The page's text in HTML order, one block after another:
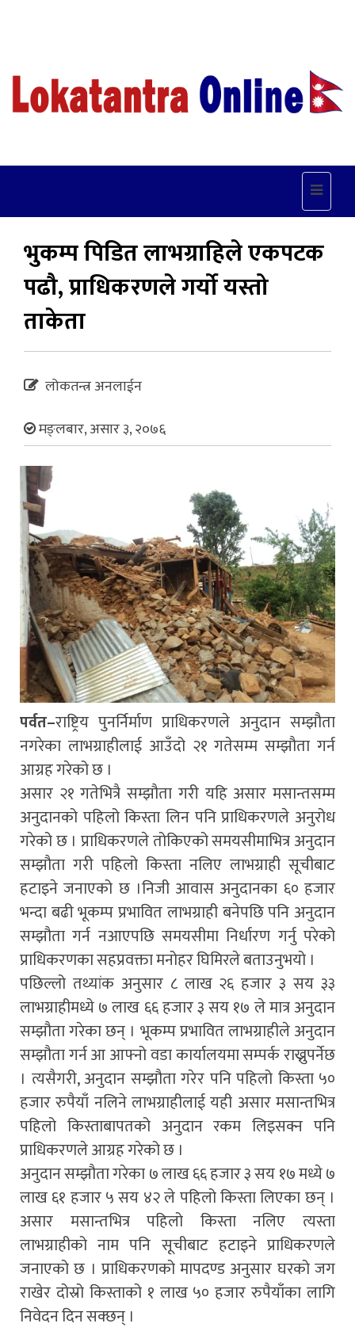
Toggle
भुकम्प पिडित लाभग्राहिले एकपटक
पढौ, प्राधिकरणले गर्यो यस्तो
ताकेता
लोकतन्त्र अनलाईन
मङ्लबार, असार ३, २०७६
पर्वत–राष्ट्रिय पुनर्निर्माण प्राधिकरणले अनुदान सम्झौता
नगरेका लाभग्राहीलाई आउँदो २१ गतेसम्म सम्झौता गर्न
आग्रह गरेको छ ।
असार २१ गतेभित्रै सम्झौता गरी यहि असार मसान्तसम्म
अनुदानको पहिलो किस्ता लिन पनि प्राधिकरणले अनुरोध
गरेको छ । प्राधिकरणले तोकिएको समयसीमाभित्र अनुदान
सम्झौता गरी पहिलो किस्ता नलिए लाभग्राही सूचीबाट
हटाइने जनाएको छ ।निजी आवास अनुदानका ६० हजार
भन्दा बढी भूकम्प प्रभावित लाभग्राही बनेपछि पनि अनुदान
सम्झौता गर्न नआएपछि समयसीमा निर्धारण गर्नु परेको
प्राधिकरणका सहप्रवक्ता मनोहर घिमिरले बताउनुभयो ।
पछिल्लो तथ्यांक अनुसार ८ लाख २६ हजार ३ सय ३३
लाभग्राहीमध्ये ७ लाख ६६ हजार ३ सय १७ ले मात्र अनुदान
सम्झौता गरेका छन् । भूकम्प प्रभावित लाभग्राहीले अनुदान
सम्झौता गर्न आ आफ्नो वडा कार्यालयमा सम्पर्क राख्नुपर्नेछ
। त्यसैगरी, अनुदान सम्झौता गरेर पनि पहिलो किस्ता ५०
हजार रुपैयाँ नलिने लाभग्राहीलाई यही असार मसान्तभित्र
पहिलो किस्ताबापतको अनुदान रकम लिइसक्न पनि
प्राधिकरणले आग्रह गरेको छ ।
अनुदान सम्झौता गरेका ७ लाख ६६ हजार ३ सय १७ मध्ये ७
लाख ६१ हजार ५ सय ४२ ले पहिलो किस्ता लिएका छन् ।
असार मसान्तभित्र पहिलो किस्ता नलिए त्यस्ता
लाभग्राहीको नाम पनि सूचीबाट हटाइने प्राधिकरणले
जनाएको छ । प्राधिकरणको मापदण्ड अनुसार घरको जग
राखेर दोस्रो किस्ताको १ लाख ५० हजार रुपैयाँका लागि
निवेदन दिन सक्छन् ।